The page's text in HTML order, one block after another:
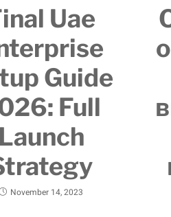
Uae
Guide
Full
Launch
November 14, 2023